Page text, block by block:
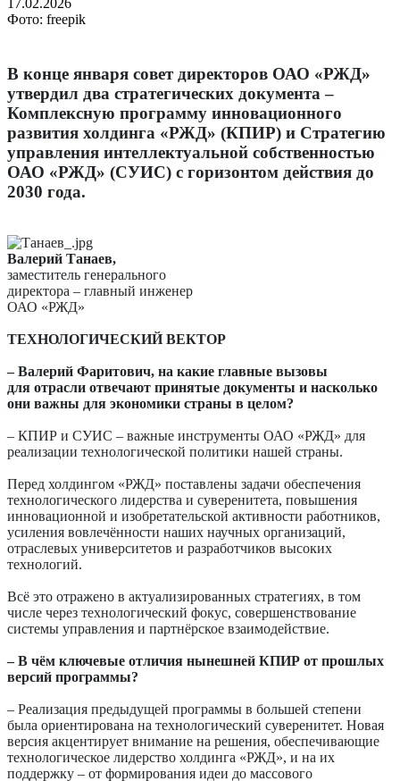
17.02.2026
Фото: freepik
В конце января совет директоров ОАО «РЖД»
утвердил два стратегических документа –
Комплексную программу инновационного
развития холдинга «РЖД» (КПИР) и Стратегию
управления интеллектуальной собственностью
ОАО «РЖД» (СУИС) с горизонтом действия до
2030 года.
Валерий Танаев,
заместитель генерального
директора – главный инженер
ОАО «РЖД»
ТЕХНОЛОГИЧЕСКИЙ ВЕКТОР
– Валерий Фаритович, на какие главные вызовы
для отрасли отвечают принятые документы и насколько
они важны для экономики страны в целом?
– КПИР и СУИС – важные инструменты ОАО «РЖД» для
реализации технологической политики нашей страны.
Перед холдингом «РЖД» поставлены задачи обеспечения
технологического лидерства и суверенитета, повышения
инновационной и изобретательской активности работников,
усиления вовлечённости наших научных организаций,
отраслевых университетов и разработчиков высоких
технологий.
Всё это отражено в актуализированных стратегиях, в том
числе через технологический фокус, совершенствование
системы управления и партнёрское взаимодействие.
– В чём ключевые отличия нынешней КПИР от прошлых
версий программы?
– Реализация предыдущей программы в большей степени
была ориентирована на технологический суверенитет. Новая
версия акцентирует внимание на решения, обеспечивающие
технологическое лидерство холдинга «РЖД», и на их
поддержку – от формирования идеи до массового